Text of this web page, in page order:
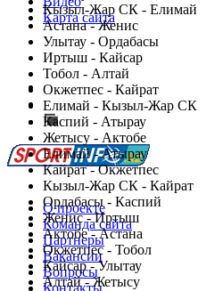
Кызыл-Жар СК - Елимай
Астана - Женис
Улытау - Ордабасы
Иртыш - Кайсар
Тобол - Алтай
Окжетпес - Кайрат
Елимай - Кызыл-Жар СК
Каспий - Атырау
Жетысу - Актобе
Елимай - Атырау
Кайрат - Окжетпес
Кызыл-Жар СК - Кайрат
Ордабасы - Каспий
Женис - Иртыш
Актобе - Астана
Окжетпес - Тобол
Кайсар - Улытау
Алтай - Жетысу
Карта сайта
Есть идея?
Сообщить о мероприятии
Перейти на старый сайт
О проекте
Команда сайта
Партнеры
Вакансии
Вопросы